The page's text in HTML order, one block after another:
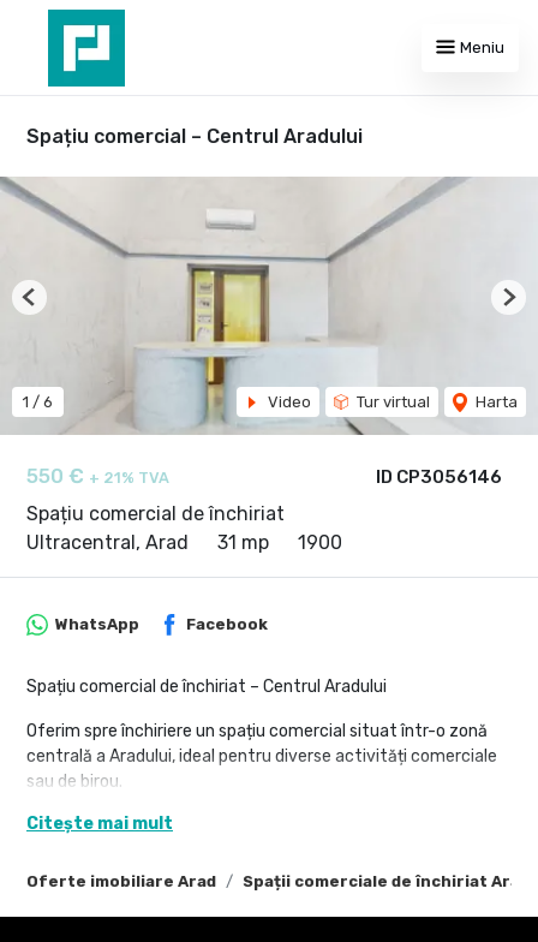
Meniu
Spațiu comercial – Centrul Aradului
ID CP3056146
550 € + 21% TVA
Spațiu comercial de închiriat
Ultracentral, Arad
31 mp 1900
1 / 6 Video Tur virtual Harta
Previous
Oferte imobiliare Arad Spații comerciale de închiriat Arad
WhatsApp Facebook
Spațiu comercial de închiriat – Centrul Aradului
Oferim spre închiriere un spațiu comercial situat într-o zonă
centrală a Aradului, ideal pentru diverse activități comerciale
sau de birou.
📍 Detalii spațiu:
Tip: Spațiu comercial
Amplasare: Parter
Citește mai mult